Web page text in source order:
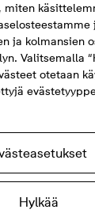
miten
ja kolmansien
Valitsemalla
otetaan
Hylkää